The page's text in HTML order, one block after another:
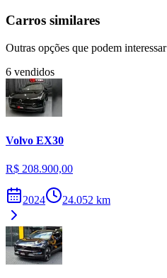
Carros similares
Outras opções que podem interessar
6 vendidos
Volvo EX30
R$ 208.900,00
2024 24.052 km